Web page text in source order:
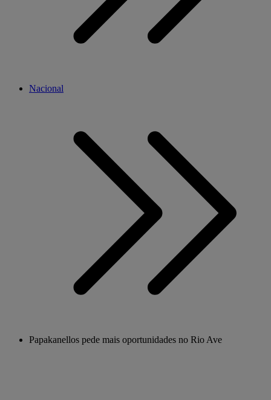
Nacional
Papakanellos pede mais oportunidades no Rio Ave